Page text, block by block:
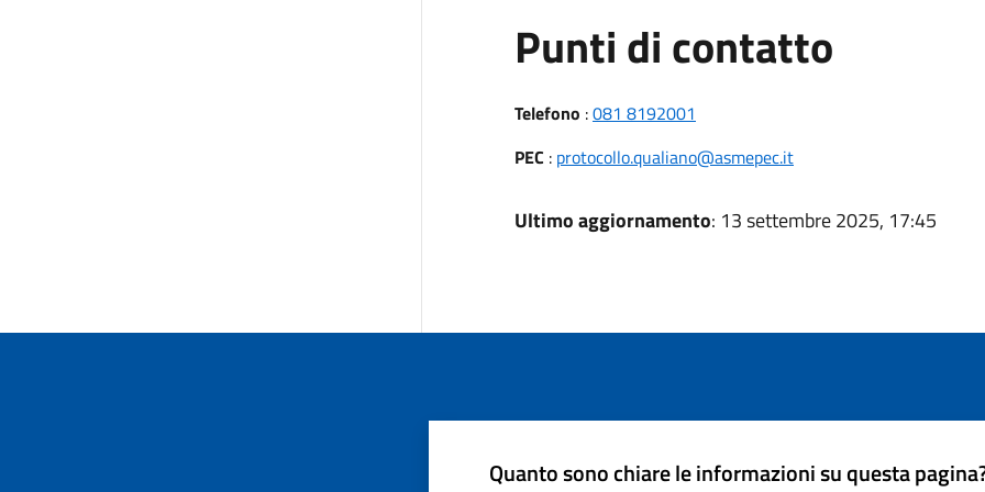
Punti di contatto
Telefono :081 8192001
PEC : protocollo.qualiano@asmepec.it
Ultimo aggiornamento: 13 settembre 2025, 17:45
Quanto sono chiare le informazioni su questa